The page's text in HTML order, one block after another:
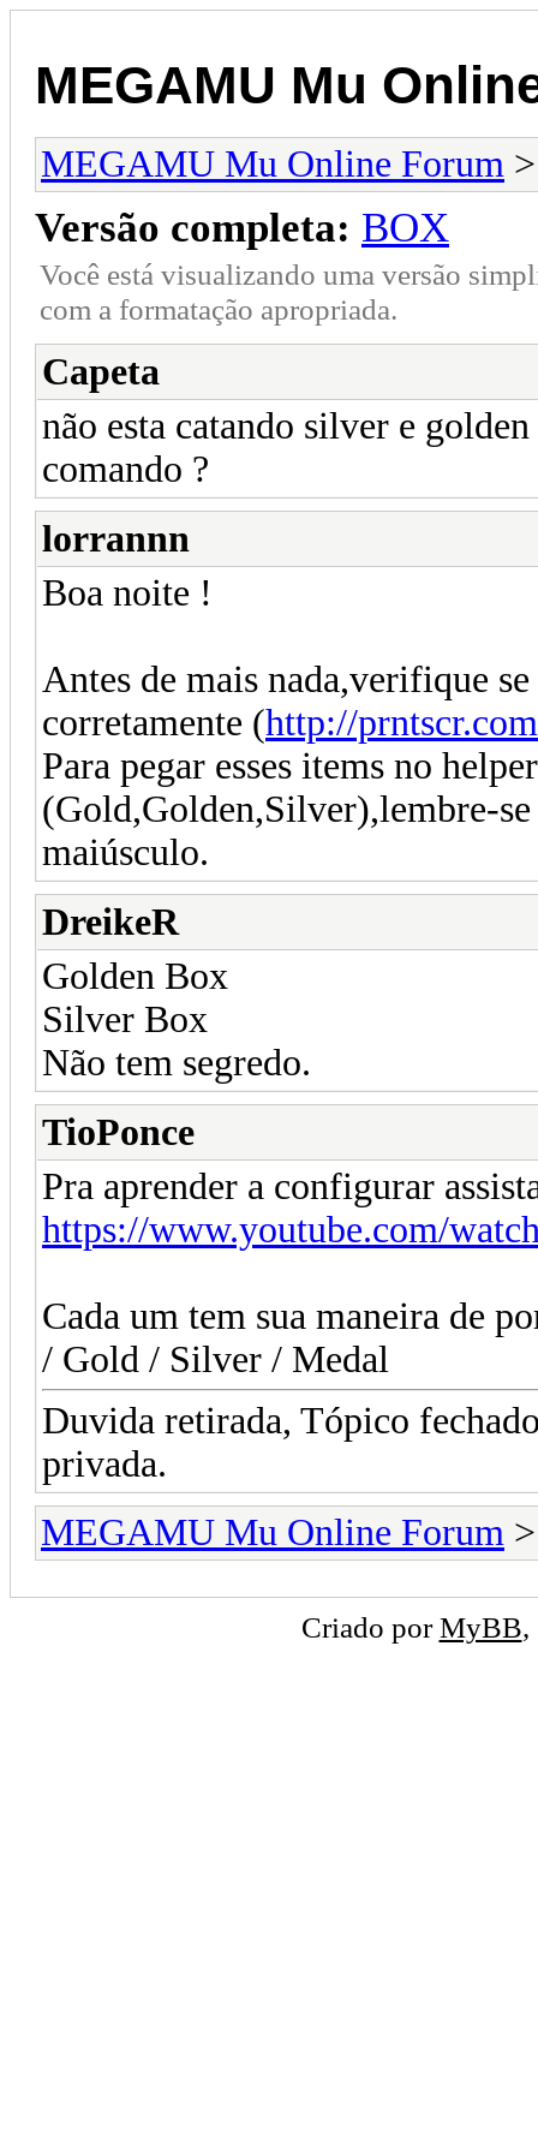
MEGAMU Mu
MEGAMU Mu Online Forum
Versão completa: BOX
Você está visualizando uma versão
com a formatação apropriada.
Capeta
não esta catando silver e
comando ?
lorrannn
Boa noite !
Antes de mais nada,verifique
corretamente (http://
Para pegar esses items no
(Gold,Golden,Silver),lembre-
maiúsculo.
DreikeR
Golden Box
Silver Box
Não tem segredo.
TioPonce
Pra aprender a configurar
https://www.youtube.com/
Cada um tem sua maneira de
/ Gold / Silver / Medal
Duvida retirada, Tópico
privada.
MEGAMU Mu Online Forum
Criado porMyBB,